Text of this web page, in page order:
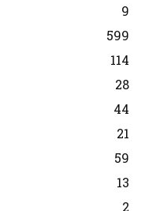
9
599
114
28
44
21
59
13
2